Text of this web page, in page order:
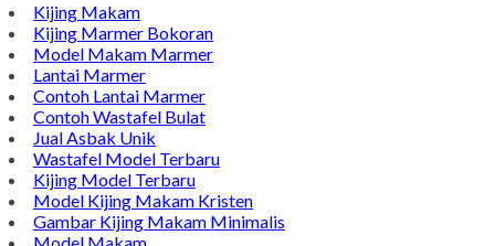
Kijing Makam
Kijing Marmer Bokoran
Model Makam Marmer
Lantai Marmer
Contoh Lantai Marmer
Contoh Wastafel Bulat
Jual Asbak Unik
Wastafel Model Terbaru
Kijing Model Terbaru
Model Kijing Makam Kristen
Gambar Kijing Makam Minimalis